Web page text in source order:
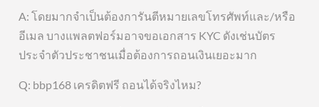
A: โดยมากจำเป็นต้องการันตีหมายเลขโทรศัพท์และ/หรือ
อีเมล บางแพลตฟอร์มอาจขอเอกสาร KYC ดังเช่นบัตร
ประจำตัวประชาชนเมื่อต้องการถอนเงินเยอะมาก
Q: bbp168 เครดิตฟรี ถอนได้จริงไหม?